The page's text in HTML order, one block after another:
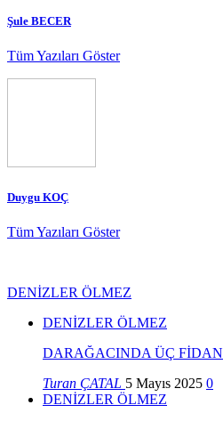
Şule BECER
Tüm Yazıları Göster
Duygu KOÇ
Tüm Yazıları Göster
DENİZLER ÖLMEZ
DENİZLER ÖLMEZ
DARAĞACINDA ÜÇ FİDAN
Turan ÇATAL 5 Mayıs 2025 0
DENİZLER ÖLMEZ